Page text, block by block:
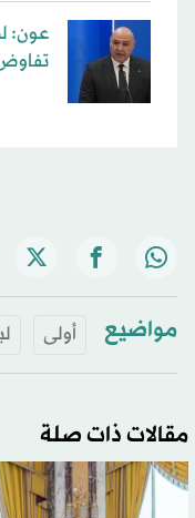
عون:
مواضيع أولى
مقالات ذات صلة